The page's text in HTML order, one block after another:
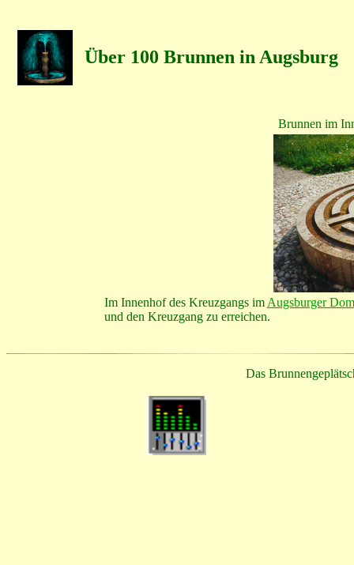
Über 100 Brunnen in Augsburg
Brunnen im
Im Innenhof des Kreuzgangs im Augsburger Dom
und den Kreuzgang zu erreichen.
Das